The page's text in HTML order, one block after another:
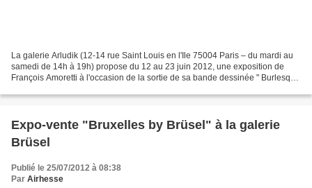
La galerie Arludik (12-14 rue Saint Louis en l'Ile 75004 Paris – du mardi au
samedi de 14h à 19h) propose du 12 au 23 juin 2012, une exposition de
François Amoretti à l'occasion de la sortie de sa bande dessinée " Burlesque
Expo-vente "Bruxelles by Brüsel" à la galerie
Brüsel
Publié le 25/07/2012 à 08:38
Par Airhesse